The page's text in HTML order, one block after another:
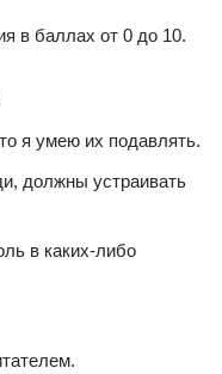
в баллах от 0 до 10.
я умею их подавлять.
должны устраивать
в каких-либо